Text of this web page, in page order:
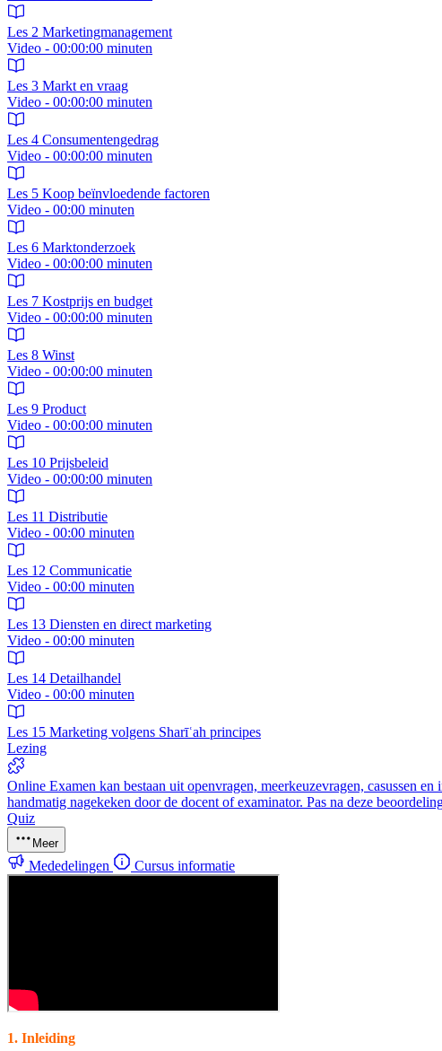
Les 2 Marketingmanagement
Video - 00:00:00 minuten
Les 3 Markt en vraag
Video - 00:00:00 minuten
Les 4 Consumentengedrag
Video - 00:00:00 minuten
Les 5 Koop beïnvloedende factoren
Video - 00:00 minuten
Les 6 Marktonderzoek
Video - 00:00:00 minuten
Les 7 Kostprijs en budget
Video - 00:00:00 minuten
Les 8 Winst
Video - 00:00:00 minuten
Les 9 Product
Video - 00:00:00 minuten
Les 10 Prijsbeleid
Video - 00:00:00 minuten
Les 11 Distributie
Video - 00:00 minuten
Les 12 Communicatie
Video - 00:00 minuten
Les 13 Diensten en direct marketing
Video - 00:00 minuten
Les 14 Detailhandel
Video - 00:00 minuten
Les 15 Marketing volgens Sharīʿah principes
Lezing
Online Examen kan bestaan uit openvragen, meerkeuzevragen, casussen
handmatig nagekeken door de docent of examinator. Pas na deze
Quiz
Meer
Mededelingen Cursus informatie
1. Inleiding